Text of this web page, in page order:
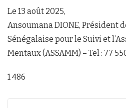
Le 13 août 2025,
Ansoumana DIONE, Président
Sénégalaise pour le Suivi et
Mentaux (ASSAMM) – Tel : 77
1 486